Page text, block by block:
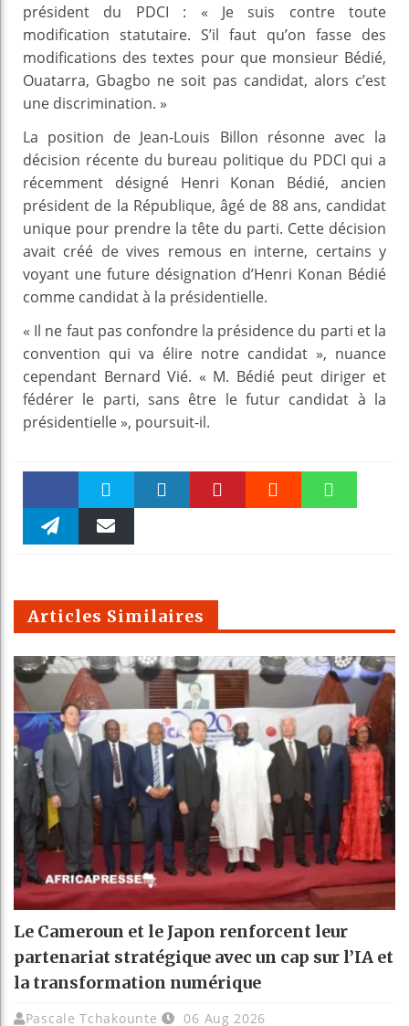
président du PDCI : « Je suis contre toute
modification statutaire. S’il faut qu’on fasse des
modifications des textes pour que monsieur Bédié,
Ouatarra, Gbagbo ne soit pas candidat, alors c’est
une discrimination. »
La position de Jean-Louis Billon résonne avec la
décision récente du bureau politique du PDCI qui a
récemment désigné Henri Konan Bédié, ancien
président de la République, âgé de 88 ans, candidat
unique pour prendre la tête du parti. Cette décision
avait créé de vives remous en interne, certains y
voyant une future désignation d’Henri Konan Bédié
comme candidat à la présidentielle.
« Il ne faut pas confondre la présidence du parti et la
convention qui va élire notre candidat », nuance
cependant Bernard Vié. « M. Bédié peut diriger et
fédérer le parti, sans être le futur candidat à la
présidentielle », poursuit-il.
Faceboo Twitter
m
Articles Similaires
Le Cameroun et le Japon renforcent leur
partenariat stratégique avec un cap sur l’IA et
la transformation numérique
Pascale Tchakounte 06 Aug 2026